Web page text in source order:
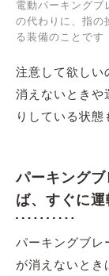
電動パーキングブ
の代わりに、指の
る装備のことです
注意して欲しい
消えないときや
りしている状態
パーキング
ば、すぐに
パーキングブレ
が消えないとき